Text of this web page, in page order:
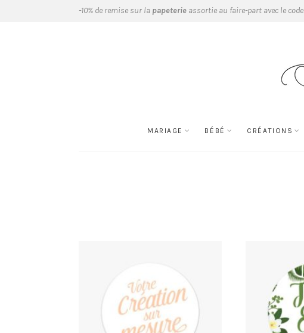
-10% de remise sur la papeterie assortie au faire-part avec le code
MARIAGE BÉBÉ CRÉATIONS